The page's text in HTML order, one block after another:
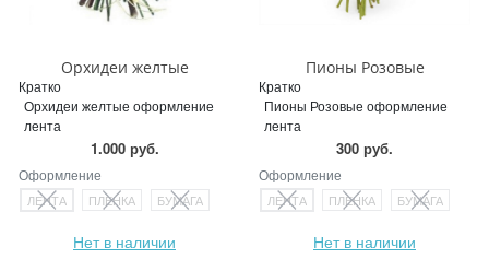
Орхидеи желтые
Кратко
Орхидеи желтые оформление
лента
1.000 руб.
Оформление
ЛЕНТА ПЛЕНКА БУМАГА
Нет в наличии
Пионы Розовые
Кратко
Пионы Розовые оформление
лента
300 руб.
Оформление
ЛЕНТА ПЛЕНКА БУМАГА
Нет в наличии